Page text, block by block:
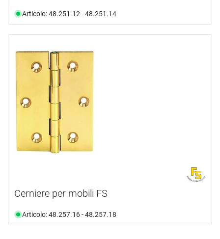
Articolo: 48.251.12 - 48.251.14
Cerniere per mobili FS
Articolo: 48.257.16 - 48.257.18